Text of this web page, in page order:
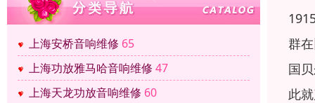
上海安桥音响维修 65
上海功放雅马哈音响维修 47
上海天龙功放音响维修 60
群
国
此